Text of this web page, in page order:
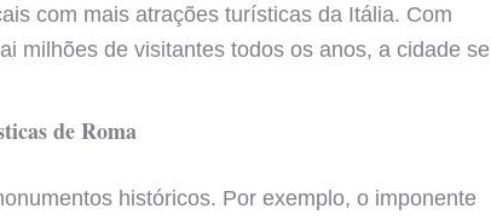
com mais atrações turísticas da Itália. Com
milhões de visitantes todos os anos, a cidade se
de Roma
históricos. Por exemplo, o imponente